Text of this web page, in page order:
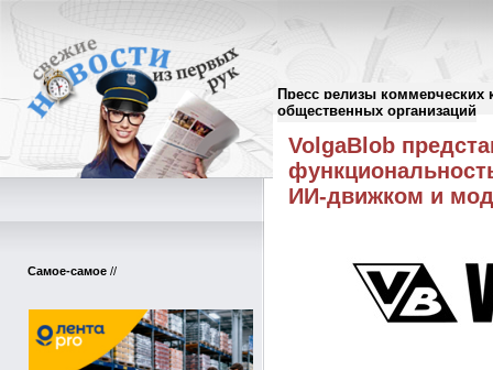
Пресс релизы коммерческих
общественных организаций
Самое-самое //
Пресс-релизы//
VolgaBlob
ИИ-движком и